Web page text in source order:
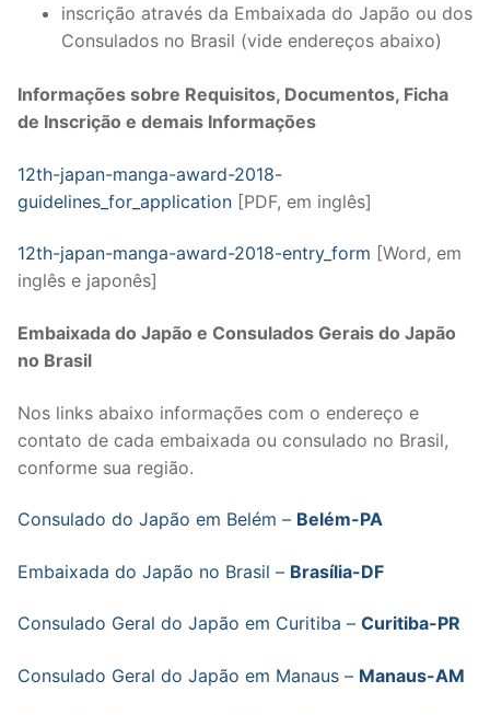
inscrição através da Embaixada do Japão ou dos
Consulados no Brasil (vide endereços abaixo)
Informações sobre Requisitos, Documentos, Ficha
de Inscrição e demais Informações
12th-japan-manga-award-2018-
guidelines_for_application [PDF, em inglês]
12th-japan-manga-award-2018-entry_form [Word, em
inglês e japonês]
Embaixada do Japão e Consulados Gerais do Japão
no Brasil
Nos links abaixo informações com o endereço e
contato de cada embaixada ou consulado no Brasil,
conforme sua região.
Consulado do Japão em Belém – Belém-PA
Embaixada do Japão no Brasil – Brasília-DF
Consulado Geral do Japão em Curitiba – Curitiba-PR
Consulado Geral do Japão em Manaus – Manaus-AM